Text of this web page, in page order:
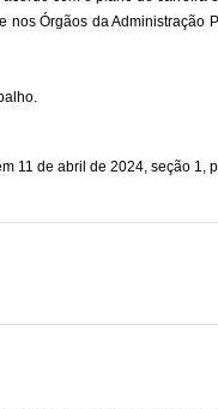
nos Órgãos da Administração
11 de abril de 2024, seção 1,